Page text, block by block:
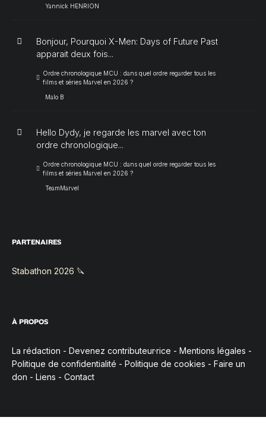
Yannick HENRION
Bonjour, Pourquoi X-Men: Days of Future Past
apparait deux fois...
Ordre chronologique MCU : dans quel ordre regarder tous les
films et séries Marvel en 2026 ?
Malo B
Hello Dydy, je regarde les marvel avec ton
ordre chronologique...
Ordre chronologique MCU : dans quel ordre regarder tous les
films et séries Marvel en 2026 ?
TeamMarvel
PARTENAIRES
Stabathon 2026 🔪
À PROPOS
La rédaction - Devenez contributeur·rice - Mentions légales -
Politique de confidentialité - Politique de cookies - Faire un
don - Liens - Contact